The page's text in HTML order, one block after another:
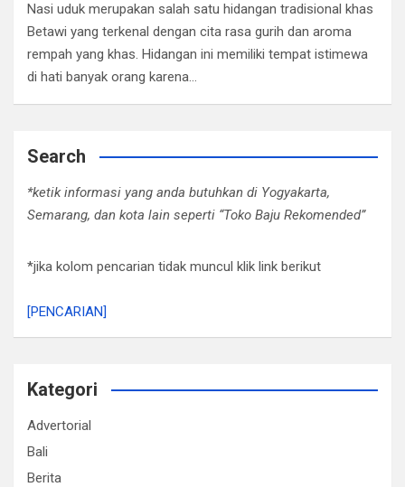
Nasi uduk merupakan salah satu hidangan tradisional khas
Betawi yang terkenal dengan cita rasa gurih dan aroma
rempah yang khas. Hidangan ini memiliki tempat istimewa
di hati banyak orang karena…
Search
*ketik informasi yang anda butuhkan di Yogyakarta,
Semarang, dan kota lain seperti “Toko Baju Rekomended”
*jika kolom pencarian tidak muncul klik link berikut
[PENCARIAN]
Kategori
Advertorial
Bali
Berita